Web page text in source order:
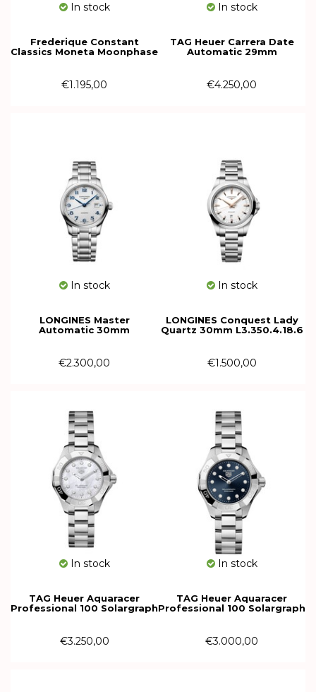
In stock
Frederique Constant
Classics Moneta Moonphase
€1.195,00
In stock
TAG Heuer Carrera Date
Automatic 29mm
€4.250,00
In stock
LONGINES Master
Automatic 30mm
€2.300,00
In stock
LONGINES Conquest Lady
Quartz 30mm L3.350.4.18.6
€1.500,00
In stock
TAG Heuer Aquaracer
Professional 100 Solargraph
€3.250,00
In stock
TAG Heuer Aquaracer
Professional 100 Solargraph
€3.000,00